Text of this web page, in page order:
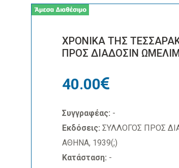
ΧΡΟΝΙΚΑ ΤΗΣ
ΠΡΟΣ ΔΙΑΔΟΣΙΝ
40.00
Συγγραφέας: -
Εκδόσεις: ΣΥΛΛΟΓΟΣ ΠΡΟΣ
ΑΘΗΝΑ, 1939(;)
Κατάσταση: -